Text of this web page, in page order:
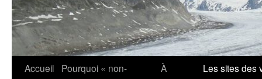
Accueil
Pourquoi « non-
À
Les sites des